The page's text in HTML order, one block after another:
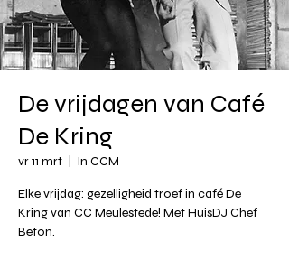
De vrijdagen van Café
De Kring
vr 11 mrt In CCM
Elke vrijdag: gezelligheid troef in café De
Kring van CC Meulestede! Met HuisDJ Chef
Beton.